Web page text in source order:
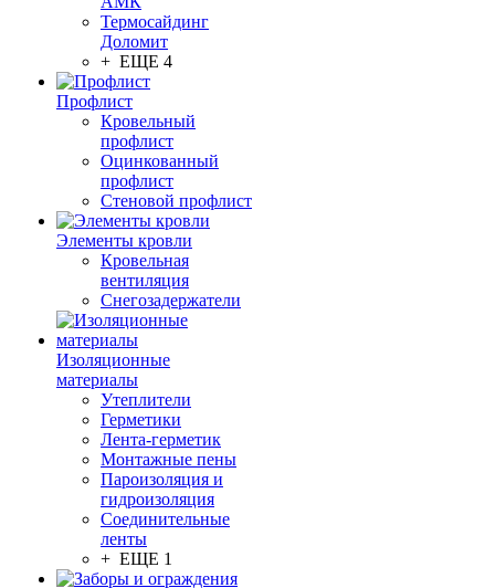
Термосайдинг
Доломит
+ ЕЩЕ 4
Профлист
Кровельный
профлист
Оцинкованный
профлист
Стеновой профлист
Элементы кровли
Кровельная
вентиляция
Снегозадержатели
Изоляционные
материалы
Утеплители
Герметики
Лента-герметик
Монтажные пены
Пароизоляция и
гидроизоляция
Соединительные
ленты
+ ЕЩЕ 1